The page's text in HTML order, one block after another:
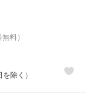
料）
除く）